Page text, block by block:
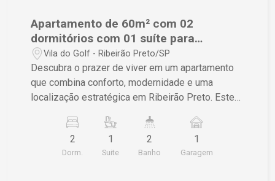
Apartamento de 60m² com 02
dormitórios com 01 suíte para
disponível para locação - Vila do Golf
Vila do Golf - Ribeirão Preto/SP
Descubra o prazer de viver em um apartamento
que combina conforto, modernidade e uma
localização estratégica em Ribeirão Preto. Este
rotina, garantindo qualidade de vida e praticidade.
Características do Imóvel - 2 quartos sendo 1
suíte oferecendo privacidade e conforto - Áreas
2
Dorm.
1
Suite
2
Banho
1
Garagem